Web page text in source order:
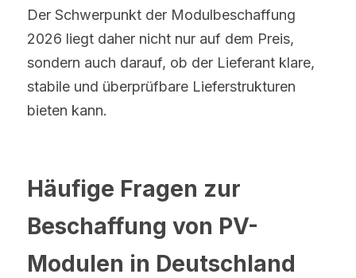
Der Schwerpunkt der Modulbeschaffung
2026 liegt daher nicht nur auf dem Preis,
sondern auch darauf, ob der Lieferant klare,
stabile und überprüfbare Lieferstrukturen
bieten kann.
Häufige Fragen zur
Beschaffung von PV-
Modulen in Deutschland